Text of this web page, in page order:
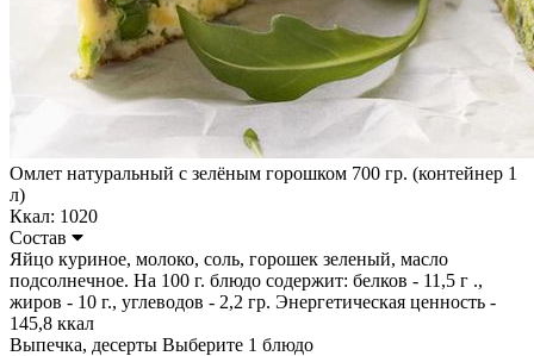
Омлет натуральный с зелёным горошком 700 гр. (контейнер 1
л)
Ккал: 1020
Состав
Яйцо куриное, молоко, соль, горошек зеленый, масло
подсолнечное. На 100 г. блюдо содержит: белков - 11,5 г .,
жиров - 10 г., углеводов - 2,2 гр. Энергетическая ценность -
145,8 ккал
Выпечка, десерты Выберите 1 блюдо